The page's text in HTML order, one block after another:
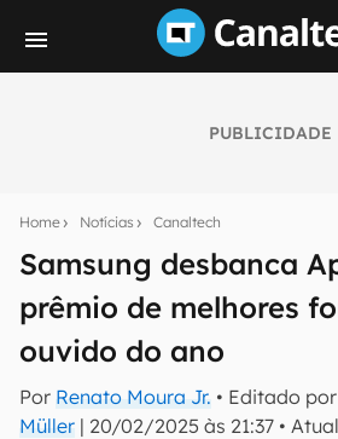
PUBLICIDADE
Home Notícias Canaltech
Samsung desbanca
prêmio de melhores
ouvido do ano
Por Renato Moura Jr. • Editado por
Müller | 20/02/2025 às 21:37 •
notícias e reviews sobre
E-mail
inscreva-se